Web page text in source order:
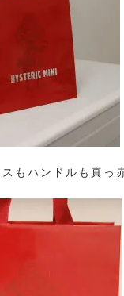
もハンドルも真っ